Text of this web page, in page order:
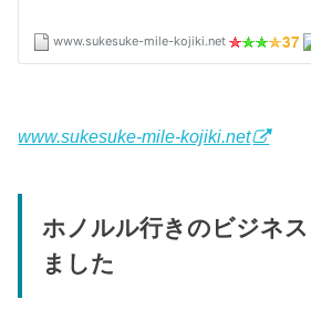
www.sukesuke-mile-kojiki.net
ホノルル行きのビジネ
ました